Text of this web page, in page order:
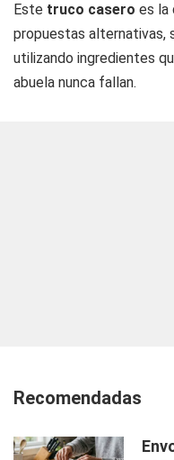
Este truco casero es la
propuestas alternativas,
utilizando ingredientes
abuela nunca fallan.
Recomendadas